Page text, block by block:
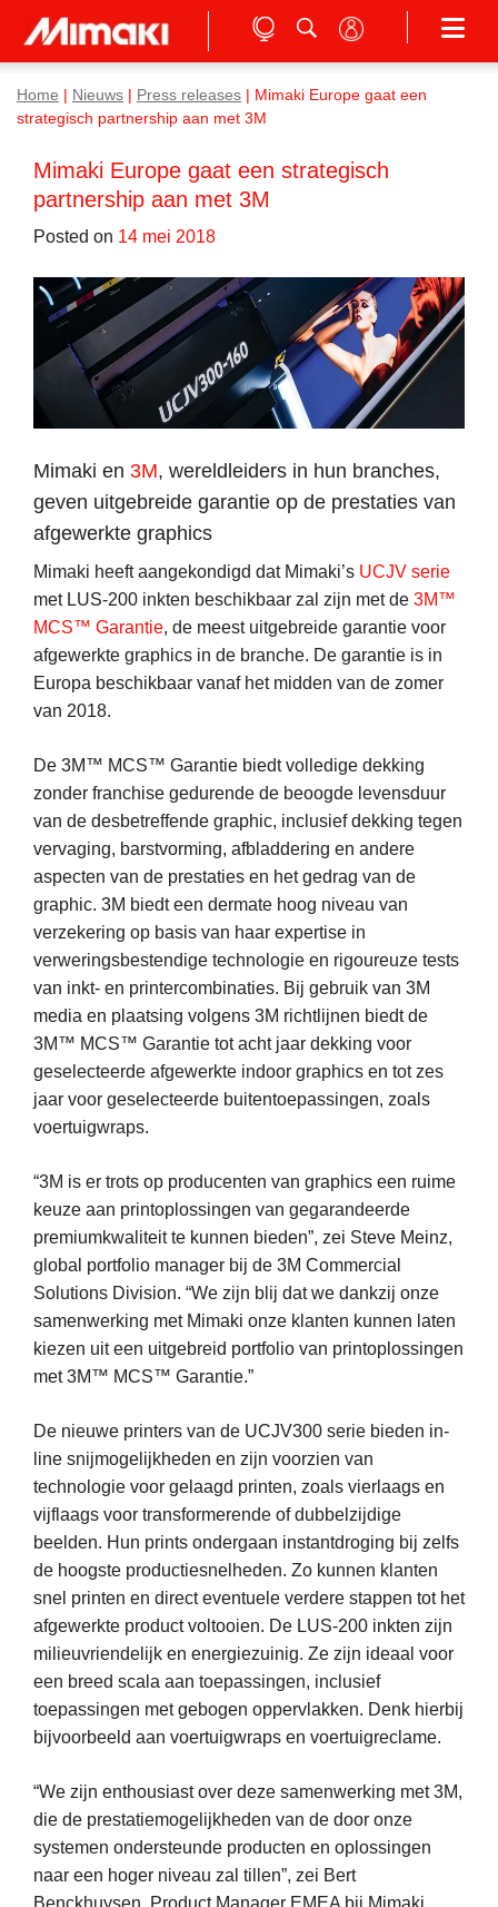
Home Nieuws Press releases
Mimaki Europe gaat een
strategisch partnership aan met 3M
Mimaki Europe gaat een strategisch
partnership aan met 3M
Posted on 14 mei 2018
Mimaki en 3M, wereldleiders in hun branches,
geven uitgebreide garantie op de prestaties van
afgewerkte graphics
Mimaki heeft aangekondigd dat Mimaki’s UCJV serie
met LUS-200 inkten beschikbaar zal zijn met de 3M™
MCS™ Garantie, de meest uitgebreide garantie voor
afgewerkte graphics in de branche. De garantie is in
Europa beschikbaar vanaf het midden van de zomer
van 2018.
De 3M™ MCS™ Garantie biedt volledige dekking
zonder franchise gedurende de beoogde levensduur
van de desbetreffende graphic, inclusief dekking tegen
vervaging, barstvorming, afbladdering en andere
aspecten van de prestaties en het gedrag van de
graphic. 3M biedt een dermate hoog niveau van
verzekering op basis van haar expertise in
verweringsbestendige technologie en rigoureuze tests
van inkt- en printercombinaties. Bij gebruik van 3M
media en plaatsing volgens 3M richtlijnen biedt de
3M™ MCS™ Garantie tot acht jaar dekking voor
geselecteerde afgewerkte indoor graphics en tot zes
jaar voor geselecteerde buitentoepassingen, zoals
voertuigwraps.
“3M is er trots op producenten van graphics een ruime
keuze aan printoplossingen van gegarandeerde
premiumkwaliteit te kunnen bieden”, zei Steve Meinz,
global portfolio manager bij de 3M Commercial
Solutions Division. “We zijn blij dat we dankzij onze
samenwerking met Mimaki onze klanten kunnen laten
kiezen uit een uitgebreid portfolio van printoplossingen
met 3M™ MCS™ Garantie.”
De nieuwe printers van de UCJV300 serie bieden in-
line snijmogelijkheden en zijn voorzien van
technologie voor gelaagd printen, zoals vierlaags en
vijflaags voor transformerende of dubbelzijdige
beelden. Hun prints ondergaan instantdroging bij zelfs
de hoogste productiesnelheden. Zo kunnen klanten
snel printen en direct eventuele verdere stappen tot het
afgewerkte product voltooien. De LUS-200 inkten zijn
milieuvriendelijk en energiezuinig. Ze zijn ideaal voor
een breed scala aan toepassingen, inclusief
toepassingen met gebogen oppervlakken. Denk hierbij
bijvoorbeeld aan voertuigwraps en voertuigreclame.
“We zijn enthousiast over deze samenwerking met 3M,
die de prestatiemogelijkheden van de door onze
systemen ondersteunde producten en oplossingen
naar een hoger niveau zal tillen”, zei Bert
Benckhuysen, Product Manager EMEA bij Mimaki